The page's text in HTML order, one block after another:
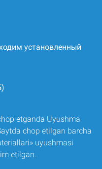
установленный
etganda Uyushma
chop etilgan barcha
uyushmasi
etilgan.